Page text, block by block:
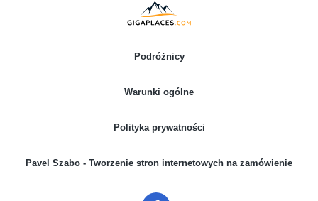
Podróżnicy
Warunki ogólne
Polityka prywatności
Pavel Szabo - Tworzenie stron internetowych na zamówienie